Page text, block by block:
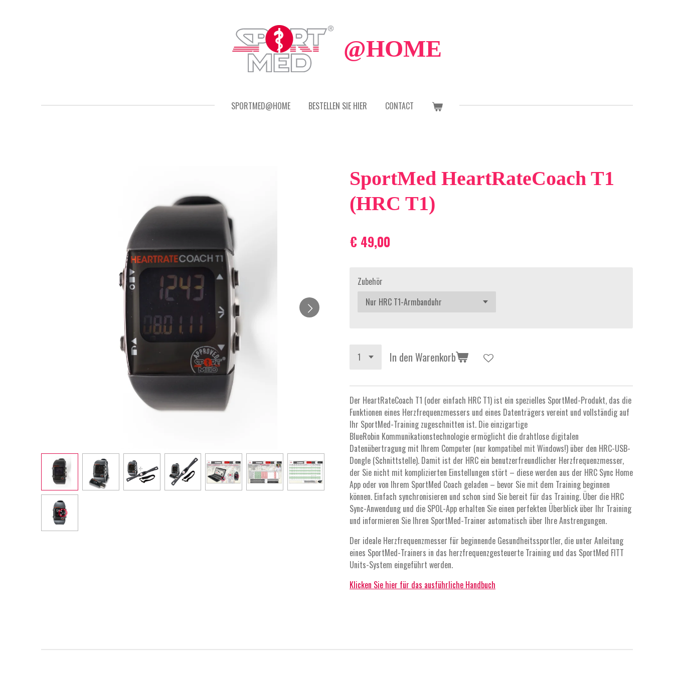
@HOME
SPORTMED@HOME BESTELLEN SIE HIER CONTACT
SportMed HeartRateCoach T1
(HRC T1)
€ 49,00
Zubehör
In den Warenkorb
Der HeartRateCoach T1 (oder einfach HRC T1) ist ein spezielles SportMed-Produkt, das die
Funktionen eines Herzfrequenzmessers und eines Datenträgers vereint und vollständig auf
Ihr SportMed-Training zugeschnitten ist. Die einzigartige
BlueRobin Kommunikationstechnologie ermöglicht die drahtlose digitalen
Datenübertragung mit Ihrem Computer (nur kompatibel mit Windows!) über den HRC-USB-
Dongle (Schnittstelle). Damit ist der HRC ein benutzerfreundlicher Herzfrequenzmesser,
der Sie nicht mit komplizierten Einstellungen stört – diese werden aus der HRC Sync Home
App oder von Ihrem SportMed Coach geladen – bevor Sie mit dem Training beginnen
können. Einfach synchronisieren und schon sind Sie bereit für das Training. Über die HRC
Sync-Anwendung und die SPOL-App erhalten Sie einen perfekten Überblick über Ihr Training
und informieren Sie Ihren SportMed-Trainer automatisch über Ihre Anstrengungen.
Der ideale Herzfrequenzmesser für beginnende Gesundheitssportler, die unter Anleitung
eines SportMed-Trainers in das herzfrequenzgesteuerte Training und das SportMed FITT
Units-System eingeführt werden.
Klicken Sie hier für das ausführliche Handbuch